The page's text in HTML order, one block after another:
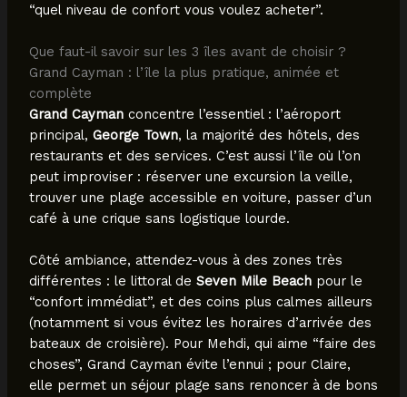
“quel niveau de confort vous voulez acheter”.
Que faut-il savoir sur les 3 îles avant de choisir ?
Grand Cayman : l’île la plus pratique, animée et
complète
Grand Caymanconcentre l’essentiel : l’aéroport
principal, George Town, la majorité des hôtels, des
restaurants et des services. C’est aussi l’île où l’on
peut improviser : réserver une excursion la veille,
trouver une plage accessible en voiture, passer d’un
café à une crique sans logistique lourde.
Côté ambiance, attendez-vous à des zones très
différentes : le littoral de Seven Mile Beachpour le
“confort immédiat”, et des coins plus calmes ailleurs
(notamment si vous évitez les horaires d’arrivée des
bateaux de croisière). Pour Mehdi, qui aime “faire des
choses”, Grand Cayman évite l’ennui ; pour Claire,
elle permet un séjour plage sans renoncer à de bons